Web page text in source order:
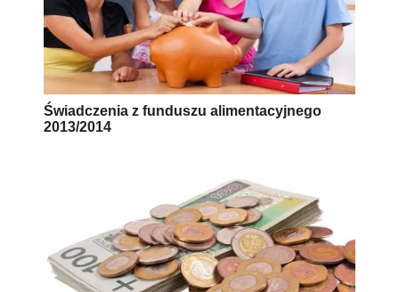
Świadczenia z funduszu alimentacyjnego
2013/2014